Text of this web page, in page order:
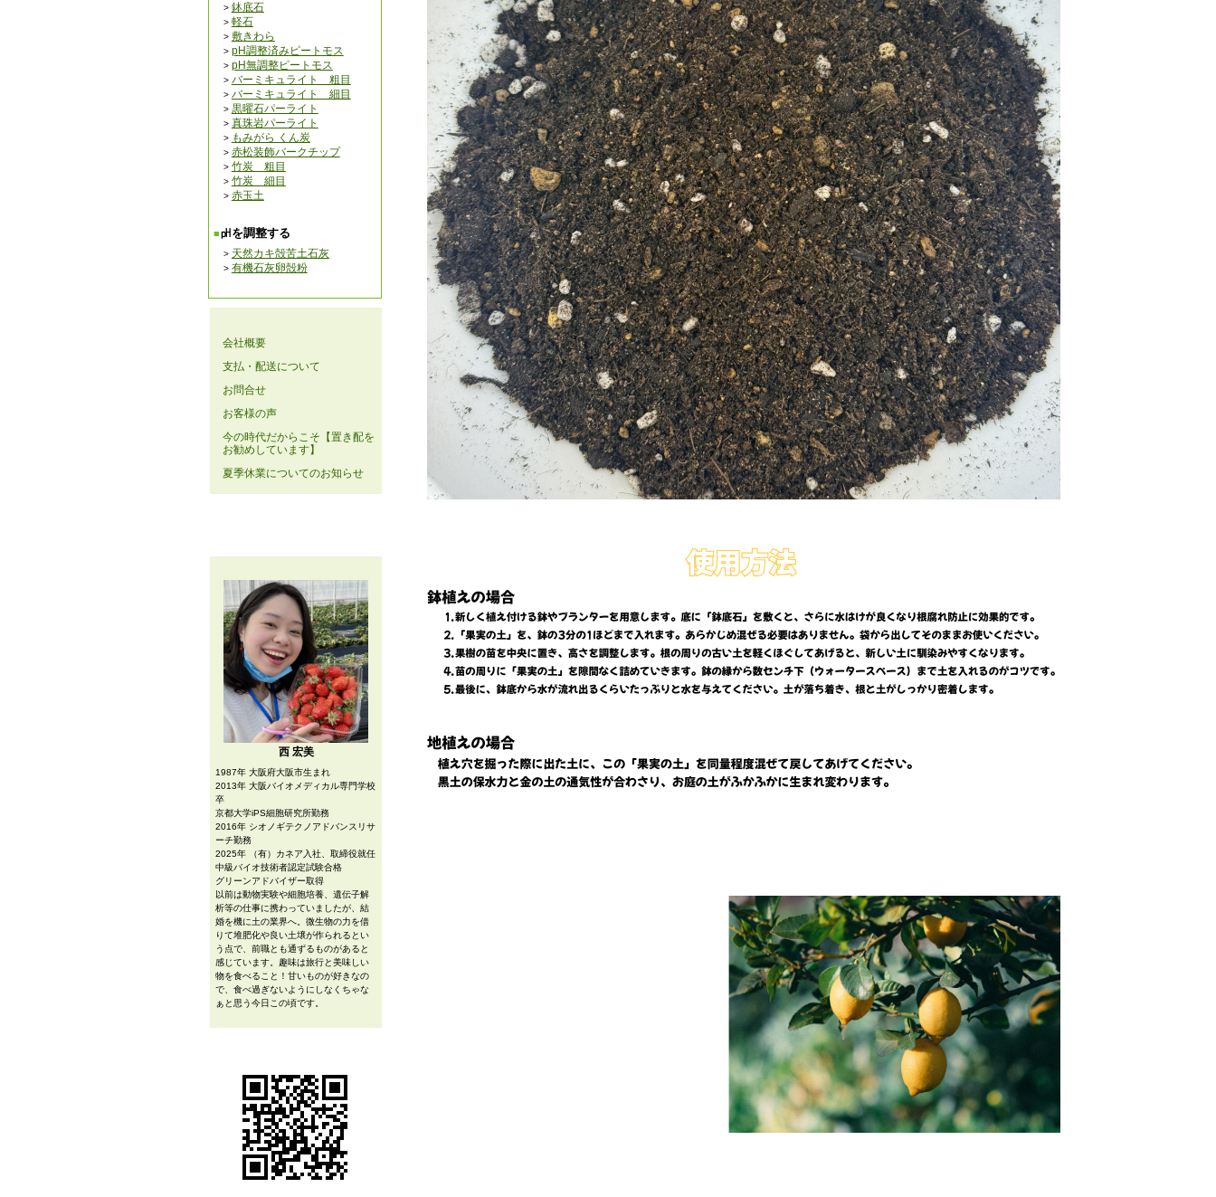
鉢底石
軽石
敷きわら
pH調整済みピートモス
pH無調整ピートモス
バーミキュライト 粗目
バーミキュライト 細目
黒曜石パーライト
真珠岩パーライト
もみがら くん炭
赤松装飾バークチップ
竹炭 粗目
竹炭 細目
赤玉土
㏗を調整する
天然カキ殻苦土石灰
有機石灰卵殻粉
会社概要
支払・配送について
お問合せ
お客様の声
今の時代だからこそ【置き配を
お勧めしています】
夏季休業についてのお知らせ
西 宏美
1987年 大阪府大阪市生まれ
2013年 大阪バイオメディカル専門学校
卒
京都大学iPS細胞研究所勤務
2016年 シオノギテクノアドバンスリサ
ーチ勤務
2025年 （有）カネア入社、取締役就任
中級バイオ技術者認定試験合格
グリーンアドバイザー取得
以前は動物実験や細胞培養、遺伝子解
析等の仕事に携わっていましたが、結
婚を機に土の業界へ。微生物の力を借
りて堆肥化や良い土壌が作られるとい
う点で、前職とも通ずるものがあると
感じています。趣味は旅行と美味しい
物を食べること！甘いものが好きなの
で、食べ過ぎないようにしなくちゃな
ぁと思う今日この頃です。